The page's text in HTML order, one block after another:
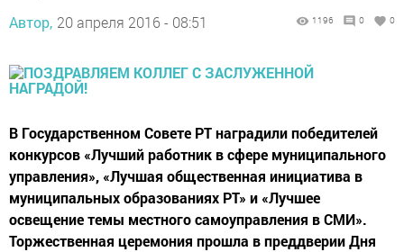
Автор, 20 апреля 2016 - 08:51 1196 0 0
В Государственном Совете РТ наградили победителей
конкурсов «Лучший работник в сфере муниципального
управления», «Лучшая общественная инициатива в
муниципальных образованиях РТ» и «Лучшее
освещение темы местного самоуправления в СМИ».
Торжественная церемония прошла в преддверии Дня